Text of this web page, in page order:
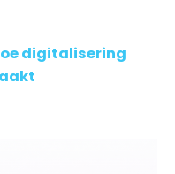
digitalisering